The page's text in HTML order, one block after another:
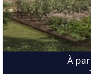
À